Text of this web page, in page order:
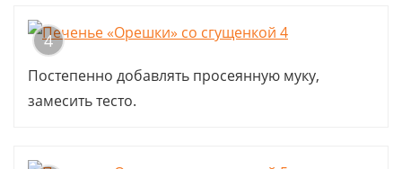
4
Постепенно добавлять просеянную муку,
замесить тесто.